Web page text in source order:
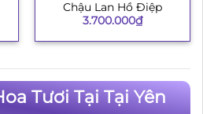
Chậu Lan Hồ Điệp
3.700.000₫
Tươi Tại Tại Yên